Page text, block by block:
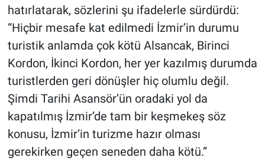
hatırlatarak, sözlerini şu ifadelerle sürdürdü:
“Hiçbir mesafe kat edilmedi İzmir’in durumu
turistik anlamda çok kötü Alsancak, Birinci
Kordon, İkinci Kordon, her yer kazılmış durumda
turistlerden geri dönüşler hiç olumlu değil.
Şimdi Tarihi Asansör’ün oradaki yol da
kapatılmış İzmir’de tam bir keşmekeş söz
konusu, İzmir’in turizme hazır olması
gerekirken geçen seneden daha kötü.”